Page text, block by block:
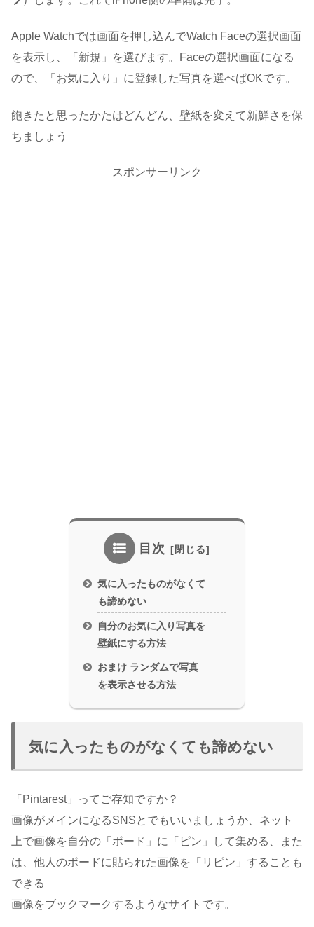
Apple Watchでは画面を押し込んでWatch Faceの選択画面
を表示し、「新規」を選びます。Faceの選択画面になる
ので、「お気に入り」に登録した写真を選べばOKです。
飽きたと思ったかたはどんどん、壁紙を変えて新鮮さを保
ちましょう
スポンサーリンク
目次
気に入ったものがなくて
も諦めない
自分のお気に入り写真を
壁紙にする方法
おまけ ランダムで写真
を表示させる方法
気に入ったものがなくても諦めない
「Pintarest」ってご存知ですか？
画像がメインになるSNSとでもいいましょうか、ネット
上で画像を自分の「ボード」に「ピン」して集める、また
は、他人のボードに貼られた画像を「リピン」することも
できる
画像をブックマークするようなサイトです。